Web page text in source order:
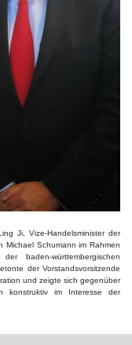
Ji, Vize-Handelsminister der
Michael Schumann im Rahmen
baden-württembergischen
der Vorstandsvorsitzende
und zeigte sich gegenüber
konstruktiv im Interesse der